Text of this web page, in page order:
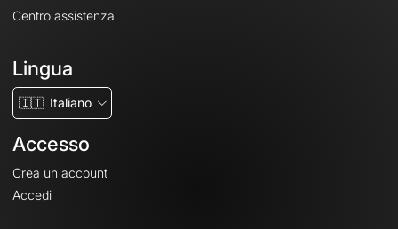
Centro assistenza
Lingua
🇮🇹 Italiano
Accesso
Crea un account
Accedi